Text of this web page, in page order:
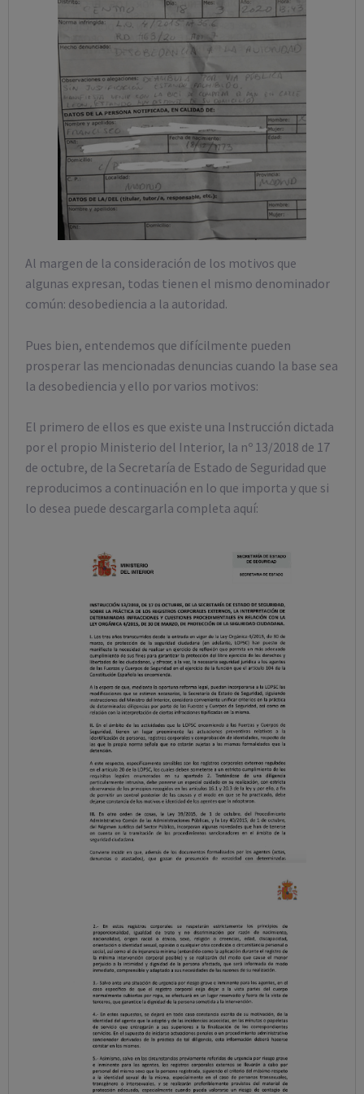
Al margen de la consideración de los motivos que
algunas expresan, todas tienen el mismo denominador
común: desobediencia a la autoridad.
Pues bien, entendemos que difícilmente pueden
prosperar las mencionadas denuncias cuando la base sea
la desobediencia y ello por varios motivos:
El primero de ellos es que existe una Instrucción dictada
por el propio Ministerio del Interior, la nº 13/2018 de 17
de octubre, de la Secretaría de Estado de Seguridad que
reproducimos a continuación en lo que importa y que si
lo desea puede descargarla completa aquí: